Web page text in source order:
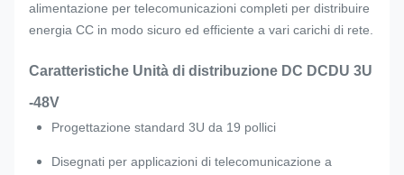
alimentazione per telecomunicazioni completi per distribuire
energia CC in modo sicuro ed efficiente a vari carichi di rete.
Caratteristiche Unità di distribuzione DC DCDU 3U
-48V
Progettazione standard 3U da 19 pollici
Disegnati per applicazioni di telecomunicazione a